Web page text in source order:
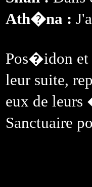
Ath�na :
Pos�idon
leur suite,
eux de
Sanctuaire